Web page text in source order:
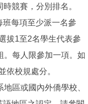
競賽，分別排名。
每項至少派一名參
拔1至2名學生代表參
。每人限參加一項。如
依校規處分。
區或國內外僑學校、